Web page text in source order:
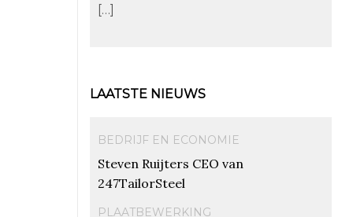
[…]
LAATSTE NIEUWS
BEDRIJF EN ECONOMIE
Steven Ruijters CEO van
247TailorSteel
PLAATBEWERKING